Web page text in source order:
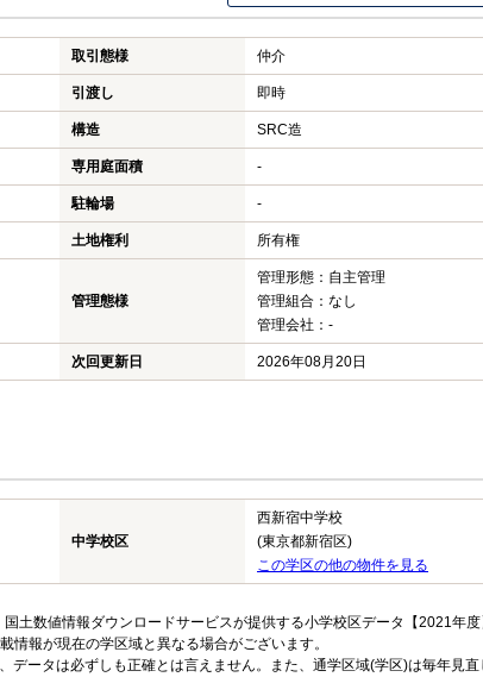
取引態様 仲介
引渡し 即時
構造 SRC造
専用庭面積 -
駐輪場 -
土地権利 所有権
管理態様
管理形態：自主管理
管理組合：なし
管理会社：-
次回更新日
2026年08月20日
中学校区
西新宿中学校
(東京都新宿区)
この学区の他の物件を見る
土数値情報ダウンロードサービスが提供する小学校区データ【2021年
報が現在の学区域と異なる場合がございます。
データは必ずしも正確とは言えません。また、通学区域(学区)は毎年見直